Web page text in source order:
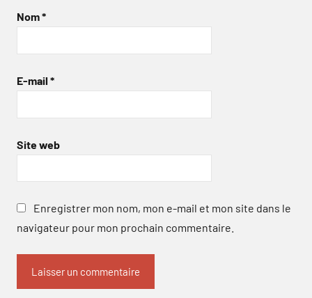
Nom*
E-mail *
Site web
Enregistrer mon nom, mon e-mail et mon site dans le
navigateur pour mon prochain commentaire.